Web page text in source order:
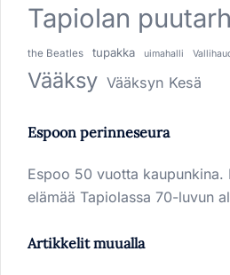
Tapiolan
the Beatles tupakka uimahalli
Vääksy Vääksyn Kesä
Espoon perinneseura
Espoo 50 vuotta kaupunkina.
elämää Tapiolassa 70-luvun
Artikkelit muualla